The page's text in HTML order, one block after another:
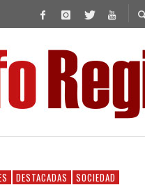
DESTACADAS SOCIEDAD